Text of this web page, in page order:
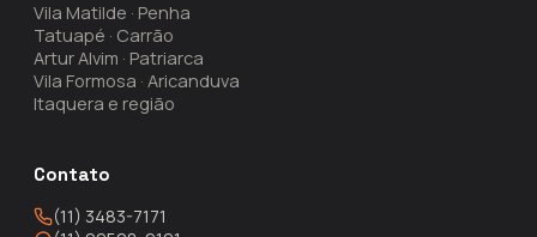
Vila Matilde · Penha
Tatuapé · Carrão
Artur Alvim · Patriarca
Vila Formosa · Aricanduva
Itaquera e região
Contato
(11) 3483-7171